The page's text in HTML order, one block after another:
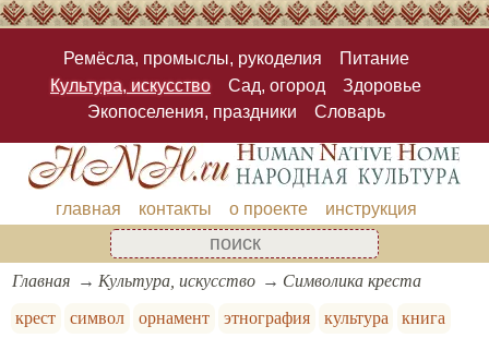
Ремёсла, промыслы, рукоделия
Питание
Культура, искусство
Сад, огород
Здоровье
Экопоселения, праздники
Словарь
главная контакты о проекте инструкция
Главная Культура, искусство
Символика креста
крест
символ орнамент этнография культура книга